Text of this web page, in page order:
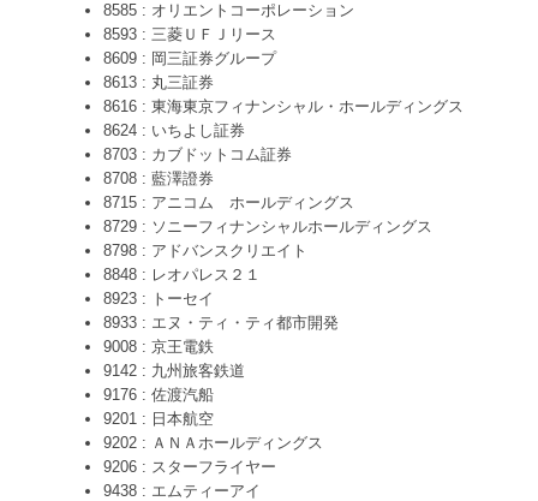
8585 : オリエントコーポレーション
8593 : 三菱ＵＦＪリース
8609 : 岡三証券グループ
8613 : 丸三証券
8616 : 東海東京フィナンシャル・ホールディングス
8624 : いちよし証券
8703 : カブドットコム証券
8708 : 藍澤證券
8715 : アニコム ホールディングス
8729 : ソニーフィナンシャルホールディングス
8798 : アドバンスクリエイト
8848 : レオパレス２１
8923 : トーセイ
8933 : エヌ・ティ・ティ都市開発
9008 : 京王電鉄
9142 : 九州旅客鉄道
9176 : 佐渡汽船
9201 : 日本航空
9202 : ＡＮＡホールディングス
9206 : スターフライヤー
9438 : エムティーアイ